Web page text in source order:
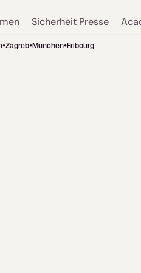
Sicherheit Presse
•Zagreb •
München
• Fribourg